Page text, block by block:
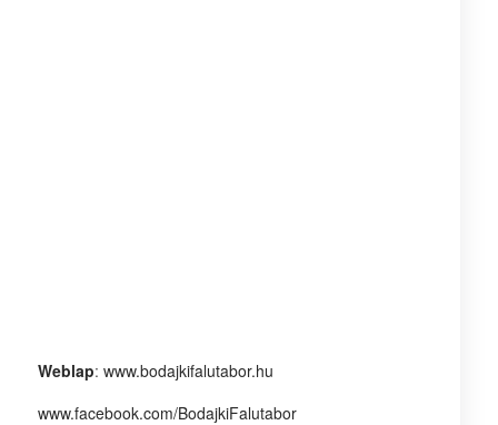
Weblap: www.bodajkifalutabor.hu
www.facebook.com/BodajkiFalutabor